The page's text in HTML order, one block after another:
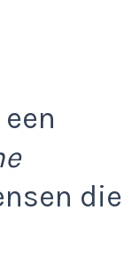
die